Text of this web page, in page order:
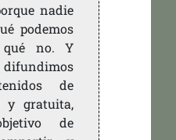
nadie
podemos
no. Y
de
y gratuita,
de